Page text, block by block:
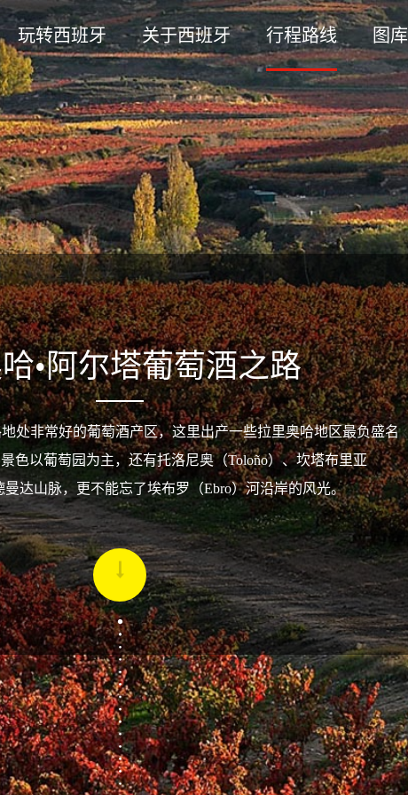
玩转西班牙 关于西班牙 行程路线 图库
•阿尔塔葡萄酒之路
处非常好的葡萄酒产区，这里出产一些拉里奥哈地区最负盛名
色以葡萄园为主，还有托洛尼奥（Toloño）、坎塔布里亚
曼达山脉，更不能忘了埃布罗（Ebro）河沿岸的风光。